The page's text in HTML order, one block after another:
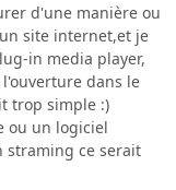
d'une manière ou
site internet,et je
in media player,
dans le
trop simple :)
ou un logiciel
straming ce serait